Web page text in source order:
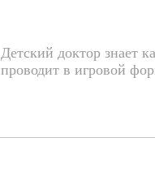
Детский доктор знает
проводит в игровой